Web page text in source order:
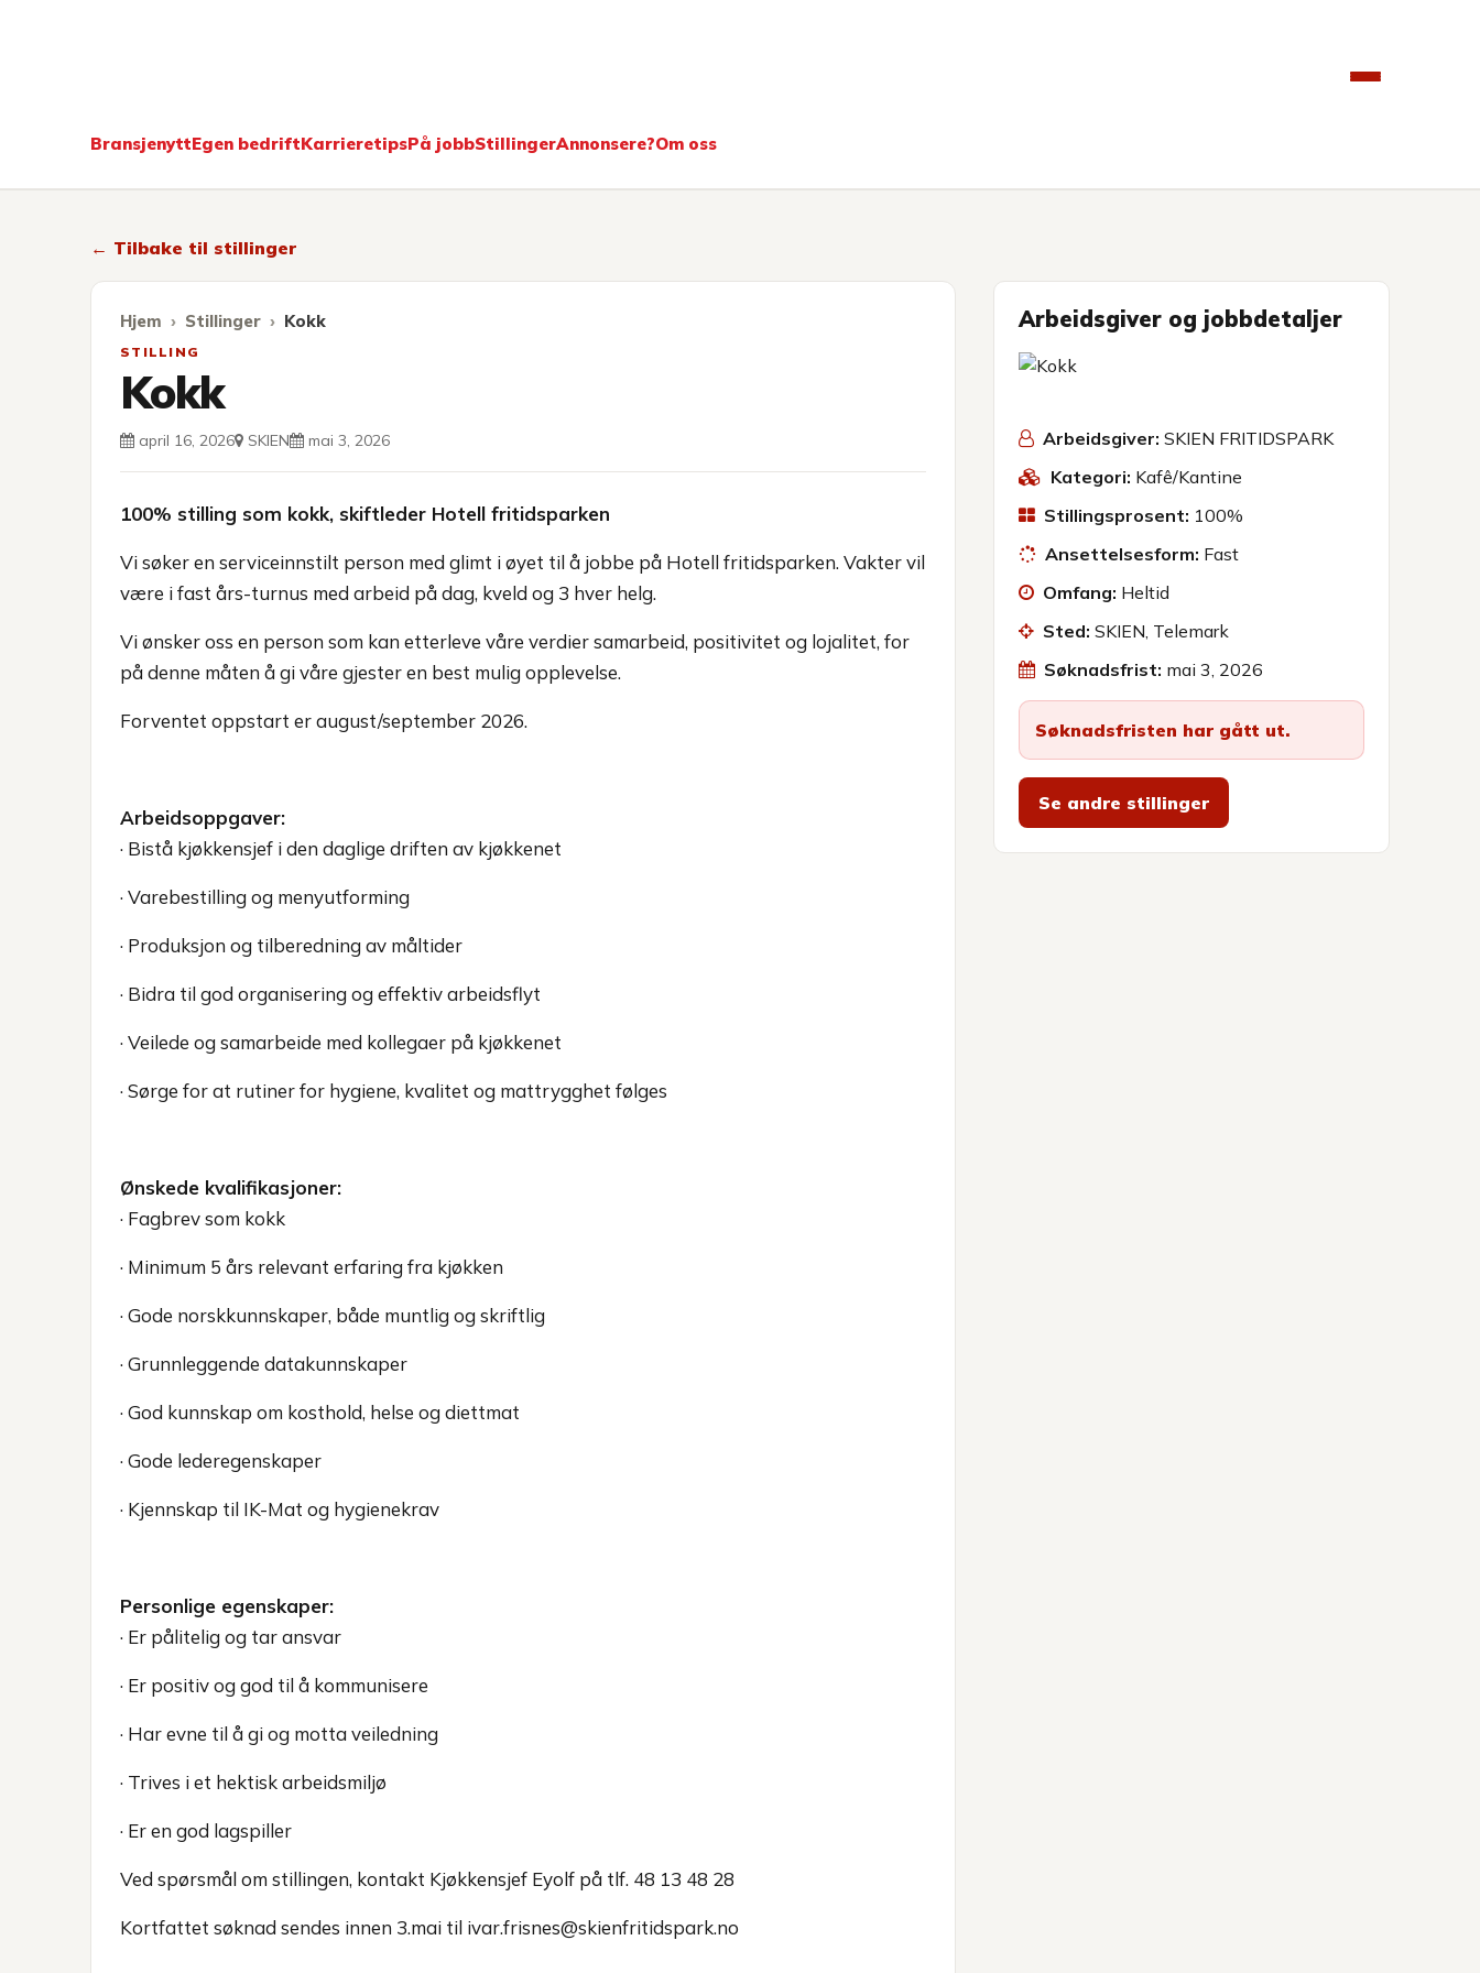
Kokkekarriere
BransjenyttEgen bedriftKarrieretipsPå jobbStillingerAnnonsere?Om oss
← Tilbake til stillinger
Hjem Stillinger Kokk
STILLING
Kokk
april 16, 2026 SKIEN mai 3, 2026
100% stilling som kokk, skiftleder Hotell fritidsparken
Vi søker en serviceinnstilt person med glimt i øyet til å jobbe på Hotell fritidsparken. Vakter vil
være i fast års-turnus med arbeid på dag, kveld og 3 hver helg.
Vi ønsker oss en person som kan etterleve våre verdier samarbeid, positivitet og lojalitet, for
på denne måten å gi våre gjester en best mulig opplevelse.
Forventet oppstart er august/september 2026.
Arbeidsoppgaver:
· Bistå kjøkkensjef i den daglige driften av kjøkkenet
· Varebestilling og menyutforming
· Produksjon og tilberedning av måltider
· Bidra til god organisering og effektiv arbeidsflyt
· Veilede og samarbeide med kollegaer på kjøkkenet
· Sørge for at rutiner for hygiene, kvalitet og mattrygghet følges
Ønskede kvalifikasjoner:
· Fagbrev som kokk
· Minimum 5 års relevant erfaring fra kjøkken
· Gode norskkunnskaper, både muntlig og skriftlig
· Grunnleggende datakunnskaper
· God kunnskap om kosthold, helse og diettmat
· Gode lederegenskaper
· Kjennskap til IK-Mat og hygienekrav
Personlige egenskaper:
· Er pålitelig og tar ansvar
· Er positiv og god til å kommunisere
· Har evne til å gi og motta veiledning
· Trives i et hektisk arbeidsmiljø
· Er en god lagspiller
Ved spørsmål om stillingen, kontakt Kjøkkensjef Eyolf på tlf. 48 13 48 28
Kortfattet søknad sendes innen 3.mai til ivar.frisnes@skienfritidspark.no
Arbeidsgiver og jobbdetaljer
Arbeidsgiver: SKIEN FRITIDSPARK
Kategori: Kafê/Kantine
Stillingsprosent: 100%
Ansettelsesform: Fast
Omfang: Heltid
Sted: SKIEN, Telemark
Søknadsfrist: mai 3, 2026
Søknadsfristen har gått ut.
Se andre stillinger